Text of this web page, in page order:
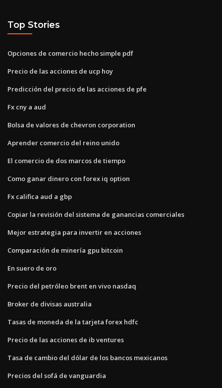
Top Stories
Opciones de comercio hecho simple pdf
Precio de las acciones de ucp hoy
Predicción del precio de las acciones de pfe
Fx cny a aud
Bolsa de valores de chevron corporation
Aprender comercio del reino unido
El comercio de dos marcos de tiempo
Como ganar dinero con forex iq option
Fx califica aud a gbp
Copiar la revisión del sistema de ganancias comerciales
Mejor estrategia para invertir en acciones
Comparación de minería gpu bitcoin
En suero de oro
Precio del petróleo brent en vivo nasdaq
Broker de divisas australia
Tasas de moneda de la tarjeta forex hdfc
Precio de las acciones de ib ventures
Tasa de cambio del dólar de los bancos mexicanos
Precios del sofá de vanguardia